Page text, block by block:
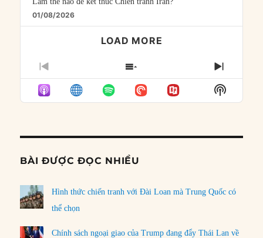
01/08/2026
LOAD MORE
PREVIOUS
EPISODE
SHOW
EPISODES
LIST
NEXT
Show
Podcast
BÀI ĐƯỢC ĐỌC NHIỀU
Hình thức chiến tranh với Đài Loan mà Trung Quốc có
thể chọn
Chính sách ngoại giao của Trump đang đẩy Thái Lan về